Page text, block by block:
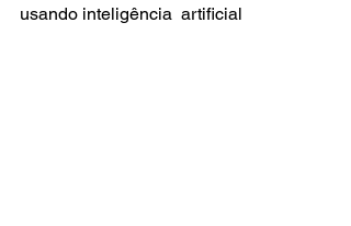
usando inteligência  artificial